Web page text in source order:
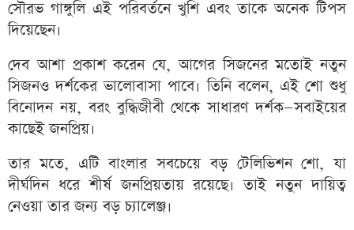
সৌরভ গাঙ্গুলি এই পরিবর্তনে খুশি এবং তাকে অনেক টিপস
দিয়েছেন।
দেব আশা প্রকাশ করেন যে, আগের সিজনের মতোই নতুন
সিজনও দর্শকের ভালোবাসা পাবে। তিনি বলেন, এই শো শুধু
বিনোদন নয়, বরং বুদ্ধিজীবী থেকে সাধারণ দর্শক—সবাইয়ের
কাছেই জনপ্রিয়।
তার মতে, এটি বাংলার সবচেয়ে বড় টেলিভিশন শো, যা
দীর্ঘদিন ধরে শীর্ষ জনপ্রিয়তায় রয়েছে। তাই নতুন দায়িত্ব
নেওয়া তার জন্য বড় চ্যালেঞ্জ।